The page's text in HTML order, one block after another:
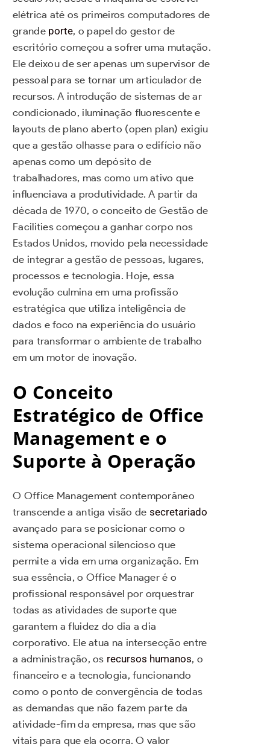
elétrica até os primeiros computadores de
grande porte, o papel do gestor de
escritório começou a sofrer uma mutação.
Ele deixou de ser apenas um supervisor de
pessoal para se tornar um articulador de
recursos. A introdução de sistemas de ar
condicionado, iluminação fluorescente e
layouts de plano aberto (open plan) exigiu
que a gestão olhasse para o edifício não
apenas como um depósito de
trabalhadores, mas como um ativo que
influenciava a produtividade. A partir da
década de 1970, o conceito de Gestão de
Facilities começou a ganhar corpo nos
Estados Unidos, movido pela necessidade
de integrar a gestão de pessoas, lugares,
processos e tecnologia. Hoje, essa
evolução culmina em uma profissão
estratégica que utiliza inteligência de
dados e foco na experiência do usuário
para transformar o ambiente de trabalho
em um motor de inovação.
O Conceito
Estratégico de Office
Management e o
Suporte à Operação
O Office Management contemporâneo
transcende a antiga visão de secretariado
avançado para se posicionar como o
sistema operacional silencioso que
permite a vida em uma organização. Em
sua essência, o Office Manager é o
profissional responsável por orquestrar
todas as atividades de suporte que
garantem a fluidez do dia a dia
corporativo. Ele atua na intersecção entre
a administração, os recursos humanos, o
financeiro e a tecnologia, funcionando
como o ponto de convergência de todas
as demandas que não fazem parte da
atividade-fim da empresa, mas que são
vitais para que ela ocorra. O valor